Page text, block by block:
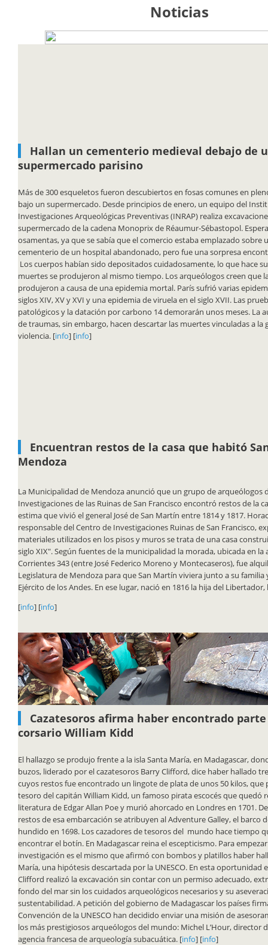
Noticias
Hallan un cementerio medieval debajo de
supermercado parisino
Más de 300 esqueletos fueron descubiertos en fosas comunes en
bajo un supermercado. Desde principios de enero, un equipo del
Investigaciones Arqueológicas Preventivas (INRAP) realiza
supermercado de la cadena Monoprix de Réaumur-Sébastopol.
osamentas, ya que se sabía que el comercio estaba emplazado sobre
cementerio de un hospital abandonado, pero fue una sorpresa
Los cuerpos habían sido depositados cuidadosamente, lo que hace
muertes se produjeron al mismo tiempo. Los arqueólogos creen que
produjeron a causa de una epidemia mortal. París sufrió varias
siglos XIV, XV y XVI y una epidemia de viruela en el siglo XVII. Las
patológicos y la datación por carbono 14 demorarán unos meses. La
de traumas, sin embargo, hacen descartar las muertes vinculadas a la
violencia. [info] [info]
Encuentran restos de la casa que habitó
Mendoza
La Municipalidad de Mendoza anunció que un grupo de arqueólogos
Investigaciones de las Ruinas de San Francisco encontró restos de la
estima que vivió el general José de San Martín entre 1814 y 1817.
responsable del Centro de Investigaciones Ruinas de San Francisco,
materiales utilizados en los pisos y muros se trata de una casa
siglo XIX". Según fuentes de la municipalidad la morada, ubicada en la
Corrientes 343 (entre José Federico Moreno y Montecaseros), fue
Legislatura de Mendoza para que San Martín viviera junto a su
Ejército de los Andes. En ese lugar, nació en 1816 la hija del
[info] [info]
Cazatesoros afirma haber encontrado
corsario William Kidd
El hallazgo se produjo frente a la isla Santa María, en Madagascar,
buzos, liderado por el cazatesoros Barry Clifford, dice haber hallado
cuyos restos fue encontrado un lingote de plata de unos 50 kilos, que
tesoro del capitán William Kidd, un famoso pirata escocés que quedó
literatura de Edgar Allan Poe y murió ahorcado en Londres en 1701.
restos de esa embarcación se atribuyen al Adventure Galley, el barco
hundido en 1698. Los cazadores de tesoros del mundo hace tiempo
encontrar el botín. En Madagascar reina el escepticismo. Para
investigación es el mismo que afirmó con bombos y platillos haber
María, una hipótesis descartada por la UNESCO. En esta oportunidad
Clifford realizó la excavación sin contar con un permiso adecuado,
fondo del mar sin los cuidados arqueológicos necesarios y su
sustentabilidad. A petición del gobierno de Madagascar los países
Convención de la UNESCO han decidido enviar una misión de
los más prestigiosos arqueólogos del mundo: Michel L’Hour, director
agencia francesa de arqueología subacuática. [info] [info]